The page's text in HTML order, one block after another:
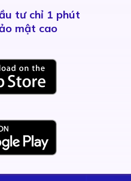
tư chỉ 1 phút
mật cao